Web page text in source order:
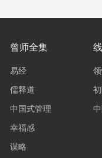
曾师全集
易经
儒释道
中国式管理
幸福感
谋略